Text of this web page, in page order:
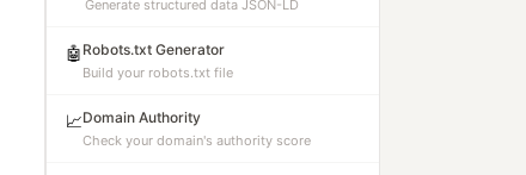
Generate structured data JSON-LD
🤖 Robots.txt Generator
Build your robots.txt file
📈Domain Authority
Check your domain's authority score